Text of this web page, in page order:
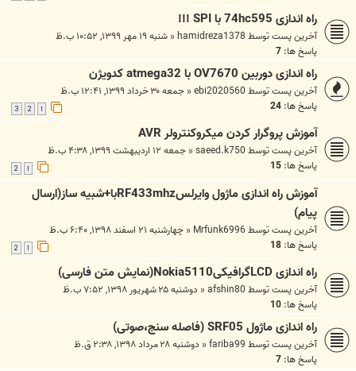
راه اندازی 74hc595 با SPI !!!
آخرین پست توسط hamidreza1378
« شنبه ۱۹ مهر ۱۳۹۹, ۱۰:۵۲ ب.ظ
پاسخ ها: 7
راه اندازی دوربین OV7670 با atmega32 کدویژن
آخرین پست توسط ebi2020560
« جمعه ۳۰ خرداد ۱۳۹۹, ۱۲:۴۱ ب.ظ
پاسخ ها: 24
1
2
3
آموزش پروگرار کردن میکروکنترولر AVR
آخرین پست توسط saeed.k750
« جمعه ۱۲ اردیبهشت ۱۳۹۹, ۴:۳۸ ب.ظ
پاسخ ها: 15
1
2
آموزش راه اندازی ماژول وایرلسRF433mhzبا+شبیه ساز(ارسال
پیام)
آخرین پست توسط Mrfunk6996
« چهارشنبه ۲۱ اسفند ۱۳۹۸, ۶:۴۰ ب.ظ
پاسخ ها: 18
1
2
راه اندازی LCDگرافیکیNokia5110(نمایش متن فارسی)
آخرین پست توسط afshin80
« دوشنبه ۲۵ شهریور ۱۳۹۸, ۷:۵۲ ب.ظ
پاسخ ها: 10
راه اندازی ماژول SRF05 (فاصله سنج،صوتی)
آخرین پست توسط fariba99
« دوشنبه ۲۸ مرداد ۱۳۹۸, ۲:۳۸ ق.ظ
پاسخ ها: 7